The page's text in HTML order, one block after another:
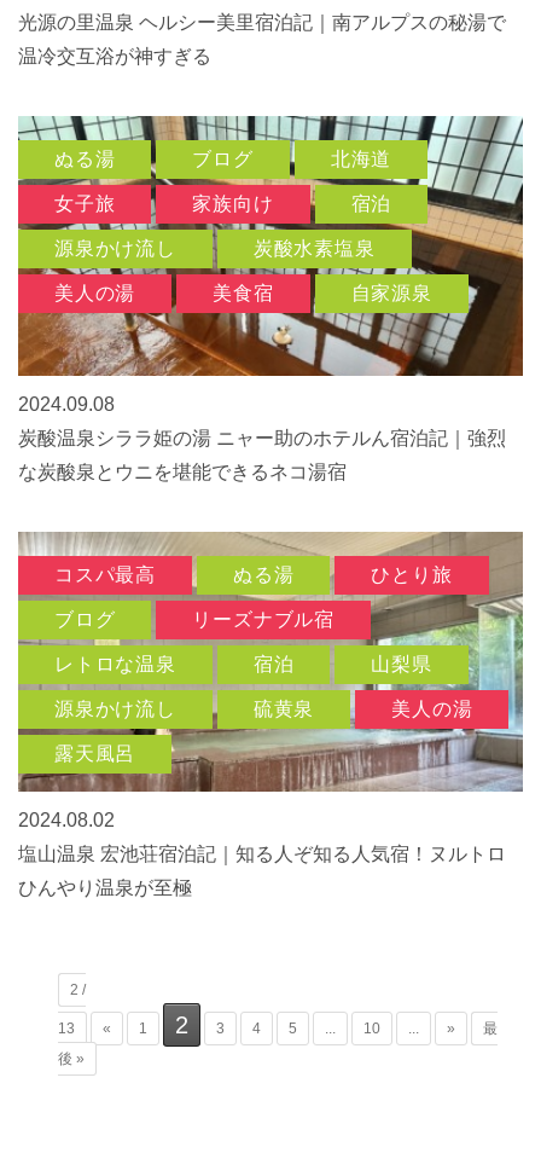
光源の里温泉 ヘルシー美里宿泊記｜南アルプスの秘湯で
温冷交互浴が神すぎる
ぬる湯 ブログ 北海道
女子旅 家族向け 宿泊
源泉かけ流し 炭酸水素塩泉
美人の湯 美食宿 自家源泉
2024.09.08
炭酸温泉シララ姫の湯 ニャー助のホテルん宿泊記｜強烈
な炭酸泉とウニを堪能できるネコ湯宿
コスパ最高 ぬる湯 ひとり旅
ブログ リーズナブル宿
レトロな温泉 宿泊 山梨県
源泉かけ流し 硫黄泉 美人の湯
露天風呂
2024.08.02
塩山温泉 宏池荘宿泊記｜知る人ぞ知る人気宿！ヌルトロ
ひんやり温泉が至極
2 /
13 « 1 2 3 4 5 10 »
最
後 »